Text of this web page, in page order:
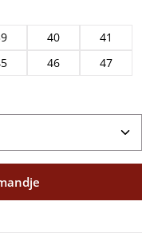
40
41
46
47
gewenste